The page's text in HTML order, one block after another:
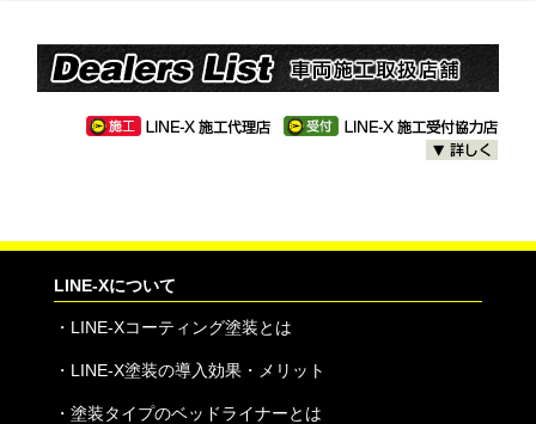
LINE-Xについて
・ LINE-Xコーティング塗装とは
・ LINE-X塗装の導入効果・メリット
・ 塗装タイプのベッドライナーとは